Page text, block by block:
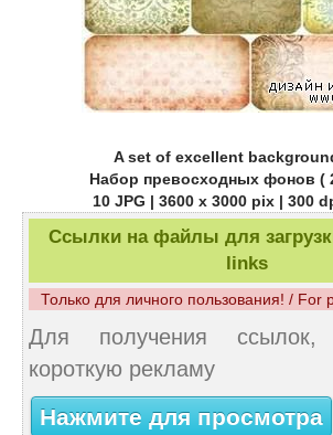
A set of excellent
Набор превосходных фонов (
10 JPG | 3600 х 3000 pix | 300
Ссылки на файлы для
links
Только для личного пользования! / For
Для получения ссылок,
короткую рекламу
Нажмите для просмотра